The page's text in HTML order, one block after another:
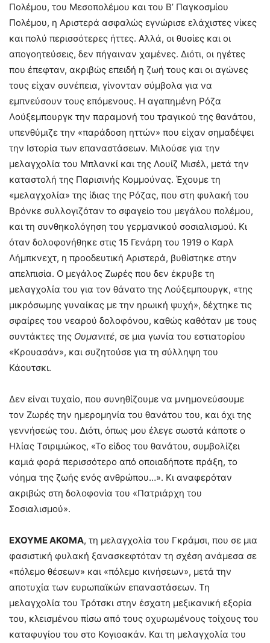
Πολέμου, του Μεσοπολέμου και του Β’ Παγκοσμίου
Πολέμου, η Αριστερά ασφαλώς εγνώρισε ελάχιστες νίκες
και πολύ περισσότερες ήττες. Αλλά, οι θυσίες και οι
απογοητεύσεις, δεν πήγαιναν χαμένες. Διότι, οι ηγέτες
που έπεφταν, ακριβώς επειδή η ζωή τους και οι αγώνες
τους είχαν συνέπεια, γίνονταν σύμβολα για να
εμπνεύσουν τους επόμενους. Η αγαπημένη Ρόζα
Λούξεμπουργκ την παραμονή του τραγικού της θανάτου,
υπενθύμιζε την «παράδοση ηττών» που είχαν σημαδέψει
την Ιστορία των επαναστάσεων. Μιλούσε για την
μελαγχολία του Μπλανκί και της Λουίζ Μισέλ, μετά την
καταστολή της Παρισινής Κομμούνας. Έχουμε τη
«μελαγχολία» της ίδιας της Ρόζας, που στη φυλακή του
Βρόνκε συλλογιζόταν το σφαγείο του μεγάλου πολέμου,
και τη συνθηκολόγηση του γερμανικού σοσιαλισμού. Κι
όταν δολοφονήθηκε στις 15 Γενάρη του 1919 ο Καρλ
Λήμπκνεχτ, η προοδευτική Αριστερά, βυθίστηκε στην
απελπισία. Ο μεγάλος Ζωρές που δεν έκρυβε τη
μελαγχολία του για τον θάνατο της Λούξεμπουργκ, «της
μικρόσωμης γυναίκας με την ηρωική ψυχή», δέχτηκε τις
σφαίρες του νεαρού δολοφόνου, καθώς καθόταν με τους
συντάκτες της Ουμανιτέ, σε μια γωνία του εστιατορίου
«Κρουασάν», και συζητούσε για τη σύλληψη του
Κάουτσκι.
Δεν είναι τυχαίο, που συνηθίζουμε να μνημονεύσουμε
τον Ζωρές την ημερομηνία του θανάτου του, και όχι της
γεννήσεώς του. Διότι, όπως μου έλεγε σωστά κάποτε ο
Ηλίας Τσιριμώκος, «Το είδος του θανάτου, συμβολίζει
καμιά φορά περισσότερο από οποιαδήποτε πράξη, το
νόημα της ζωής ενός ανθρώπου…». Κι αναφερόταν
ακριβώς στη δολοφονία του «Πατριάρχη του
Σοσιαλισμού».
ΕΧΟΥΜΕ ΑΚΟΜΑ, τη μελαγχολία του Γκράμσι, που σε μια
φασιστική φυλακή ξανασκεφτόταν τη σχέση ανάμεσα σε
«πόλεμο θέσεων» και «πόλεμο κινήσεων», μετά την
αποτυχία των ευρωπαϊκών επαναστάσεων. Τη
μελαγχολία του Τρότσκι στην έσχατη μεξικανική εξορία
του, κλεισμένου πίσω από τους οχυρωμένους τοίχους του
καταφυγίου του στο Κογιοακάν. Και τη μελαγχολία του